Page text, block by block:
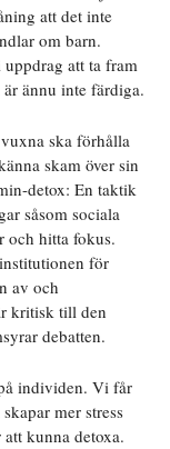
att det inte
om barn.
att ta fram
ännu inte färdiga.
ska förhålla
skam över sin
detox: En taktik
såsom sociala
och hitta fokus.
för
av och
kritisk till den
debatten.
individen. Vi får
mer stress
kunna detoxa.